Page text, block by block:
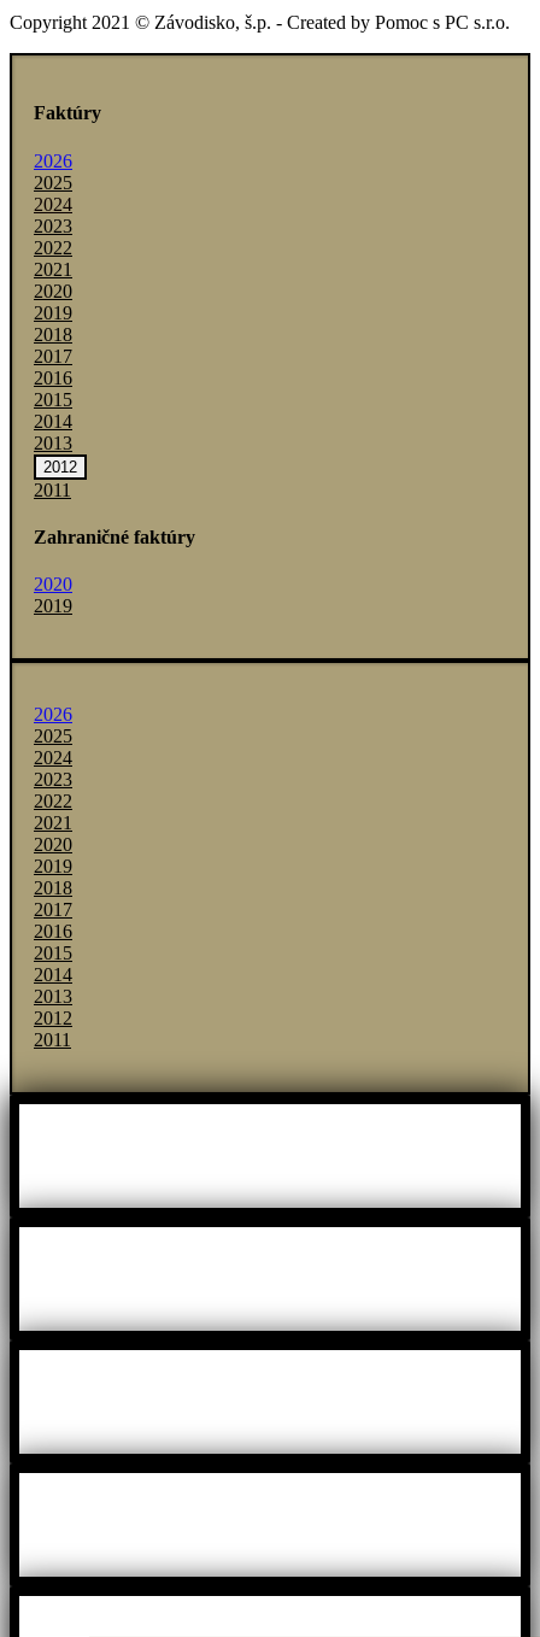
Copyright 2021 © Závodisko, š.p. - Created by Pomoc s PC s.r.o.
Faktúry
2026
2025
2024
2023
2022
2021
2020
2019
2018
2017
2016
2015
2014
2013
2012
2011
Zahraničné faktúry
2020
2019
2026
2025
2024
2023
2022
2021
2020
2019
2018
2017
2016
2015
2014
2013
2012
2011